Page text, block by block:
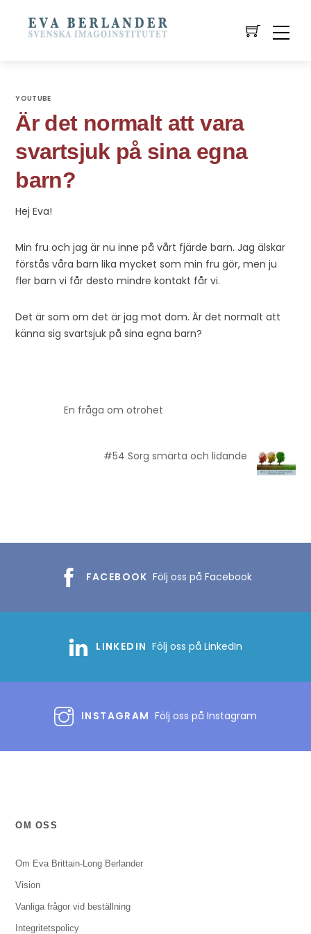
YOUTUBE
Är det normalt att vara
svartsjuk på sina egna
barn?
Hej Eva!
Min fru och jag är nu inne på vårt fjärde barn. Jag älskar
förstås våra barn lika mycket som min fru gör, men ju
fler barn vi får desto mindre kontakt får vi.
Det är som om det är jag mot dom. Är det normalt att
känna sig svartsjuk på sina egna barn?
En fråga om otrohet
#54 Sorg smärta och lidande
FACEBOOK Följ oss på Facebook
LINKEDIN Följ oss på LinkedIn
INSTAGRAM Följ oss på Instagram
OM OSS
Om Eva Brittain-Long Berlander
Vision
Vanliga frågor vid beställning
Integritetspolicy